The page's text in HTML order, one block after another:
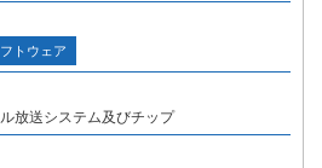
トウェア
放送システム及びチップ